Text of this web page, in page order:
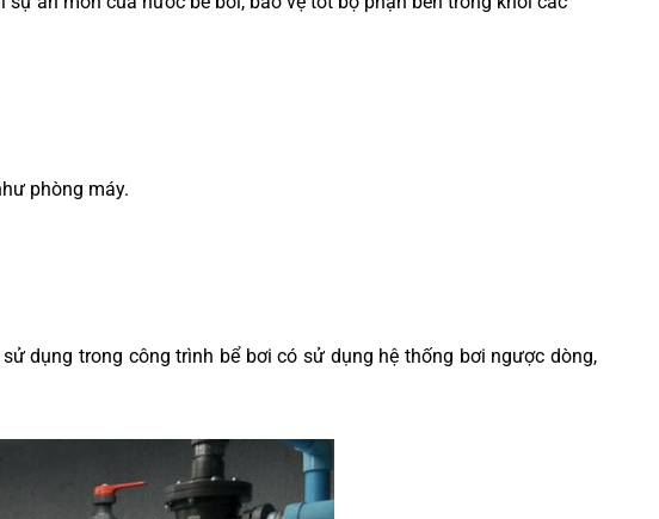
phòng máy.
dụng trong công trình bể bơi có sử dụng hệ thống bơi ngược dòng,